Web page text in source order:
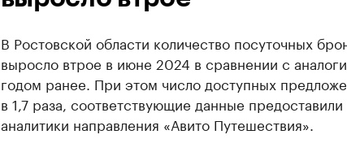
В Ростовской области количество посуточных
выросло втрое в июне 2024 в сравнении с
годом ранее. При этом число доступных
в 1,7 раза, соответствующие данные
аналитики направления «Авито Путешествия».